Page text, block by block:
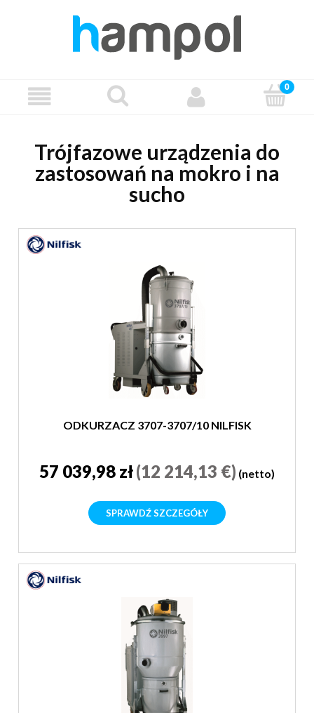
Trójfazowe urządzenia do
zastosowań na mokro i na
sucho
ODKURZACZ 3707-3707/10 NILFISK
57 039,98 zł(12 214,13 €) (netto)
SPRAWDŹ SZCZEGÓŁY